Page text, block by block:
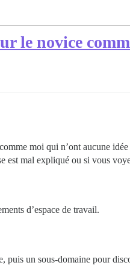
le novice
moi qui n’ont aucune
est mal expliqué ou si vous
d’espace de travail.
puis un sous-domaine pour